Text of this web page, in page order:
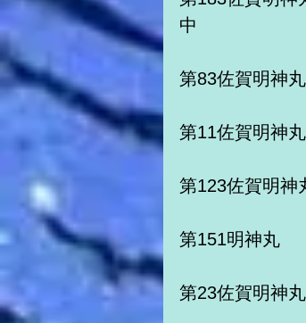
中
第83佐賀明神
第11佐賀明神
第123佐賀明神
第151明神丸　
第23佐賀明神